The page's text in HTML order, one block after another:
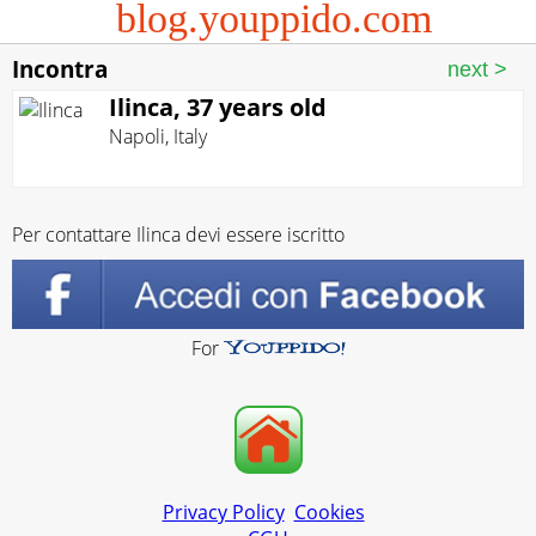
blog.youppido.com
Incontra
Ilinca, 37 years old
Napoli, Italy
Per contattare Ilinca devi essere iscritto
For
Privacy Policy Cookies